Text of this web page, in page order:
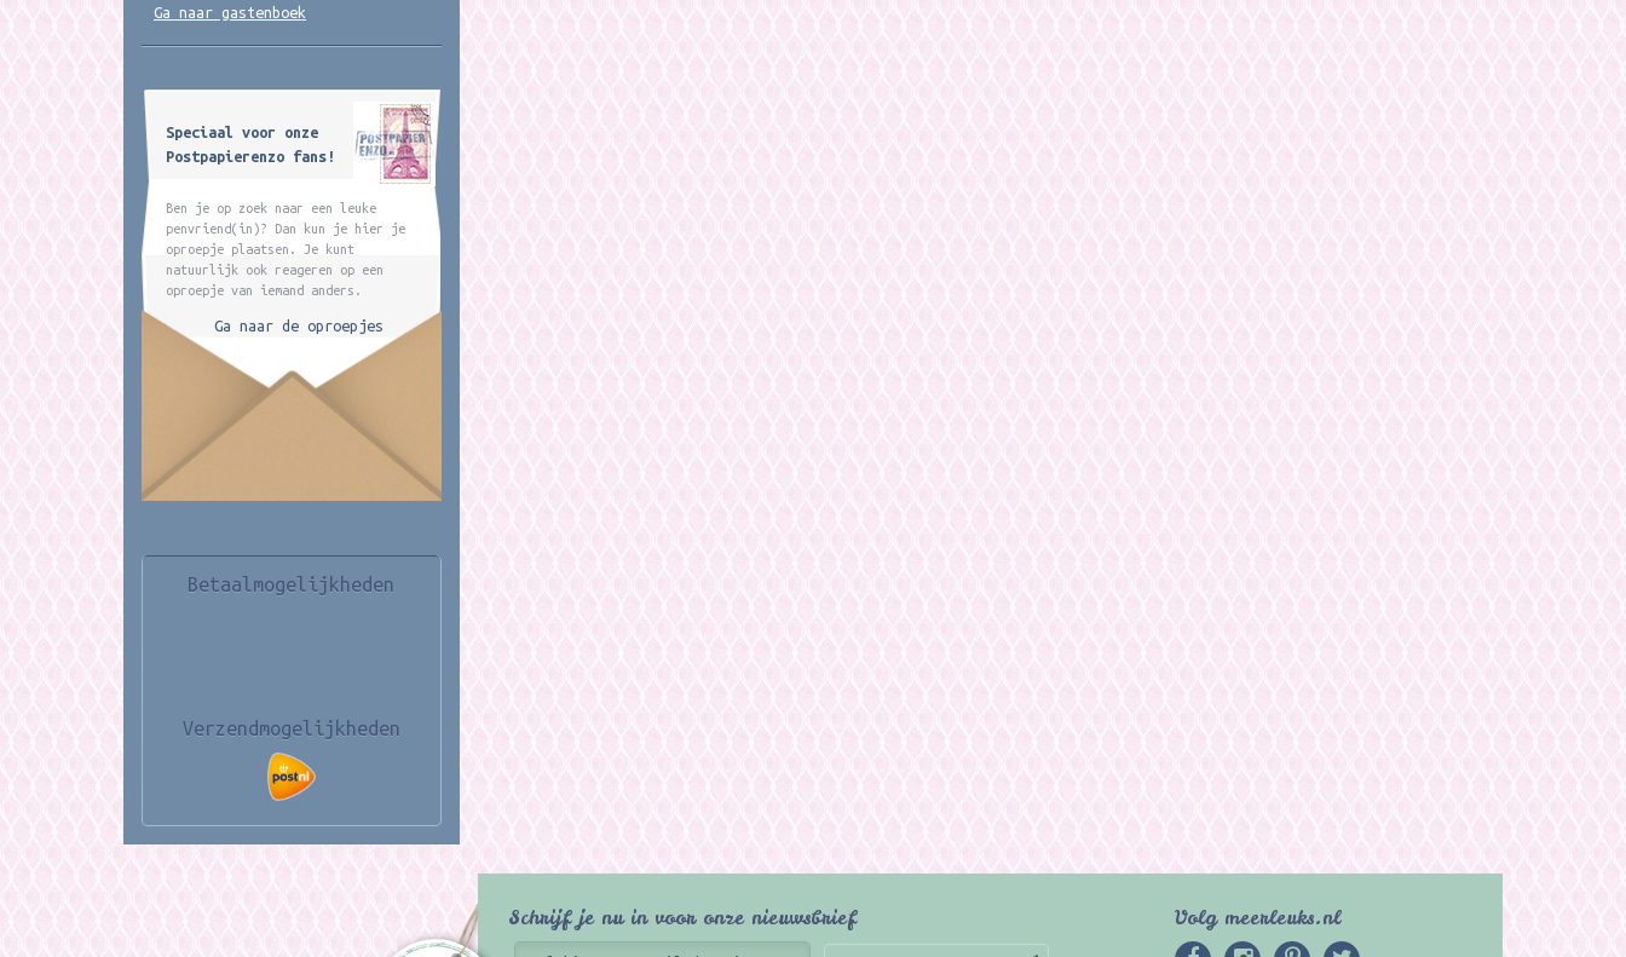
Ga naar gastenboek
Speciaal voor onze
Postpapierenzo fans!
Ben je op zoek naar een leuke
penvriend(in)? Dan kun je hier je
oproepje plaatsen. Je kunt
natuurlijk ook reageren op een
oproepje van iemand anders.
Ga naar de oproepjes
Betaalmogelijkheden
Verzendmogelijkheden
Schrijf je nu in voor onze nieuwsbrief Volg meerleuks.nl